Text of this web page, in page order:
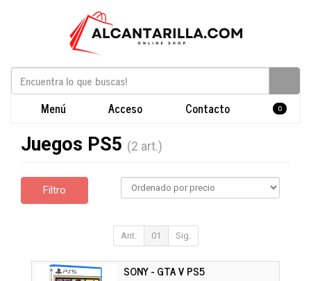
Menú Acceso Contacto 0
Juegos PS5 (2 art.)
Filtro
Ant. 01 Sig.
SONY - GTA V PS5